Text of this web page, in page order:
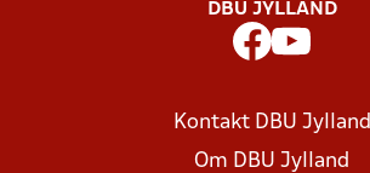
DBU JYLLAND
Kontakt DBU Jylland
Om DBU Jylland